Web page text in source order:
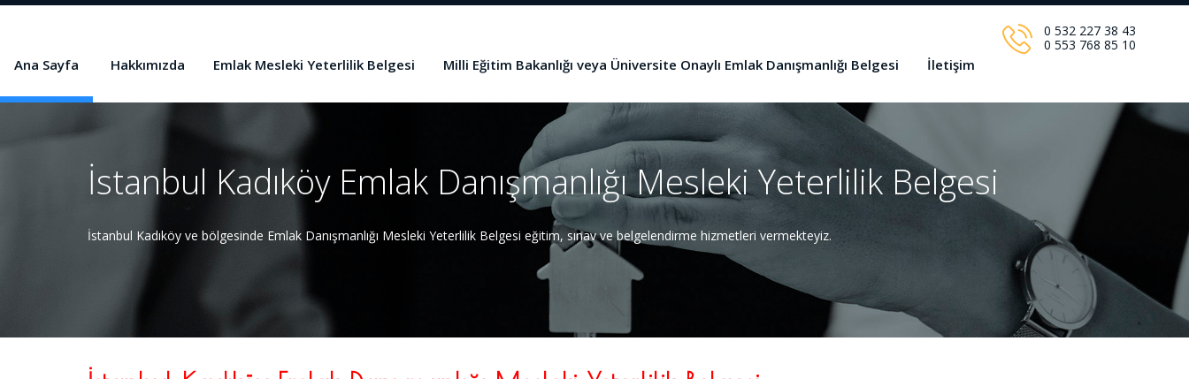
0 532 227 38 43
0 553 768 85 10
Ana Sayfa Hakkımızda Emlak Mesleki Yeterlilik Belgesi Milli Eğitim Bakanlığı veya Üniversite Onaylı Emlak Danışmanlığı Belgesi İletişim
İstanbul Kadıköy Emlak Danışmanlığı Mesleki Yeterlilik Belgesi
İstanbul Kadıköy ve bölgesinde Emlak Danışmanlığı Mesleki Yeterlilik Belgesi eğitim, sınav ve belgelendirme hizmetleri vermekteyiz.